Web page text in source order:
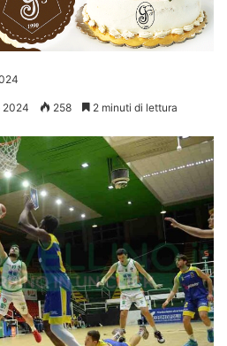
2024 258 2 minuti di lettura